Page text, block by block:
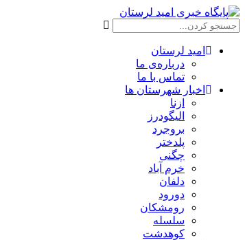
امید لرستان
درباره‌ی ما
تماس با ما
اخبار شهرستان ها
ازنا
الیگودرز
بروجرد
پلدختر
چگنی
خرم آباد
دلفان
دورود
رومشکان
سلسله
کوهدشت